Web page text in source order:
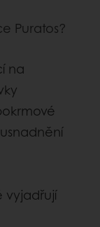
Puratos?
na
vyjadřují